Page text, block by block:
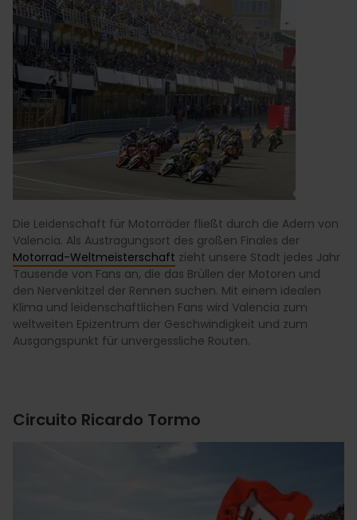
Die Leidenschaft für Motorräder fließt durch die Adern von
Valencia. Als Austragungsort des großen Finales der
Motorrad-Weltmeisterschaft zieht unsere Stadt jedes Jahr
Tausende von Fans an, die das Brüllen der Motoren und
den Nervenkitzel der Rennen suchen. Mit einem idealen
Klima und leidenschaftlichen Fans wird Valencia zum
weltweiten Epizentrum der Geschwindigkeit und zum
Ausgangspunkt für unvergessliche Routen.
Circuito Ricardo Tormo